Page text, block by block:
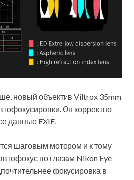
новый объектив Viltrox 35mm
Он корректно
данные EXIF.
шаговым мотором и к тому
по глазам Nikon Eye
фокусировка в